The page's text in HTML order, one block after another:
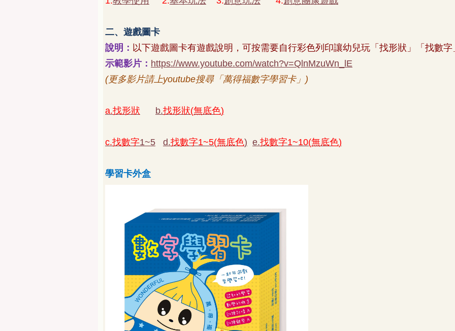
二、遊戲圖卡
說明： 以下遊戲圖卡有遊戲說明，可按需要自行彩色列印讓幼兒玩「找形狀」「找數字
示範影片： https://www.youtube.com/watch?v=QlnMzuWn_lE
(更多影片請上youtube搜尋「萬得福數字學習卡」 )
a.找形狀 b.找形狀(無底色)
c.找數字1~5 d.找數字1~5(無底色) e.找數字1~10(無底色)
學習卡外盒